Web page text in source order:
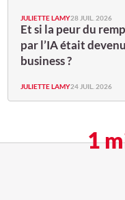
JULIETTE LAMY28 JUIL. 2026
Et si la peur du
par l’IA était
business ?
JULIETTE LAMY24 JUIL. 2026
1